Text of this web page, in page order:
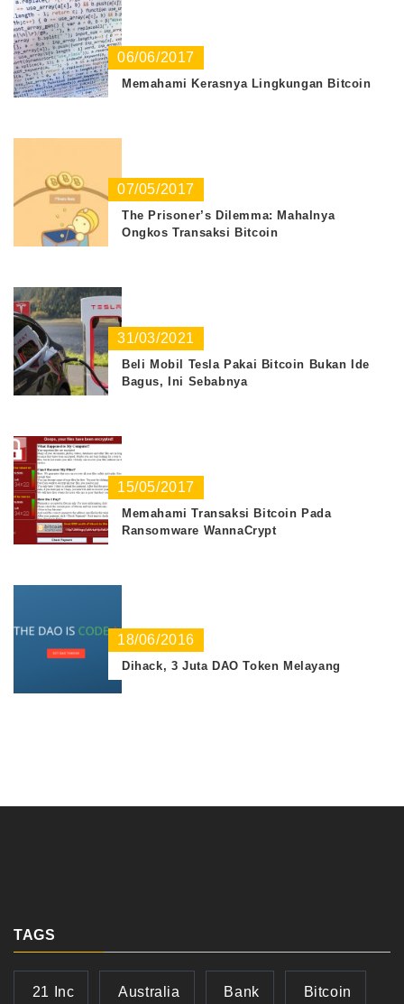
06/06/2017
Memahami Kerasnya Lingkungan Bitcoin
07/05/2017
The Prisoner’s Dilemma: Mahalnya
Ongkos Transaksi Bitcoin
31/03/2021
Beli Mobil Tesla Pakai Bitcoin Bukan Ide
Bagus, Ini Sebabnya
15/05/2017
Memahami Transaksi Bitcoin Pada
Ransomware WannaCrypt
18/06/2016
Dihack, 3 Juta DAO Token Melayang
TAGS
21 Inc Australia Bank Bitcoin